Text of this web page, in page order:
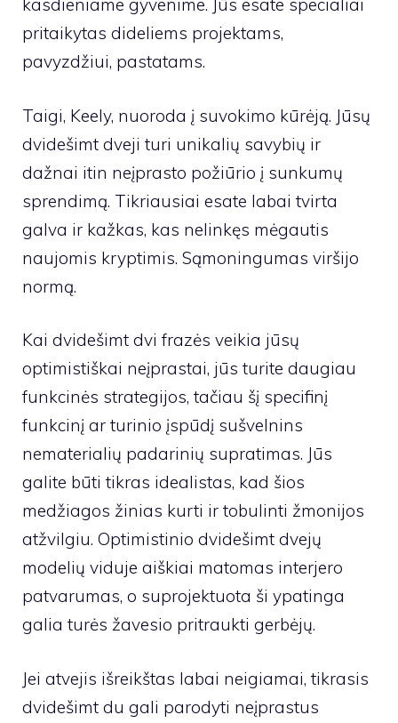
kasdieniame gyvenime. Jūs esate specialiai
pritaikytas dideliems projektams,
pavyzdžiui, pastatams.
Taigi, Keely, nuoroda į suvokimo kūrėją. Jūsų
dvidešimt dveji turi unikalių savybių ir
dažnai itin neįprasto požiūrio į sunkumų
sprendimą. Tikriausiai esate labai tvirta
galva ir kažkas, kas nelinkęs mėgautis
naujomis kryptimis. Sąmoningumas viršijo
normą.
Kai dvidešimt dvi frazės veikia jūsų
optimistiškai neįprastai, jūs turite daugiau
funkcinės strategijos, tačiau šį specifinį
funkcinį ar turinio įspūdį sušvelnins
nematerialių padarinių supratimas. Jūs
galite būti tikras idealistas, kad šios
medžiagos žinias kurti ir tobulinti žmonijos
atžvilgiu. Optimistinio dvidešimt dvejų
modelių viduje aiškiai matomas interjero
patvarumas, o suprojektuota ši ypatinga
galia turės žavesio pritraukti gerbėjų.
Jei atvejis išreikštas labai neigiamai, tikrasis
dvidešimt du gali parodyti neįprastus